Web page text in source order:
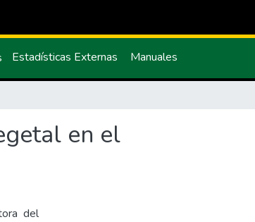
Estadísticas Externas Manuales
en el
del